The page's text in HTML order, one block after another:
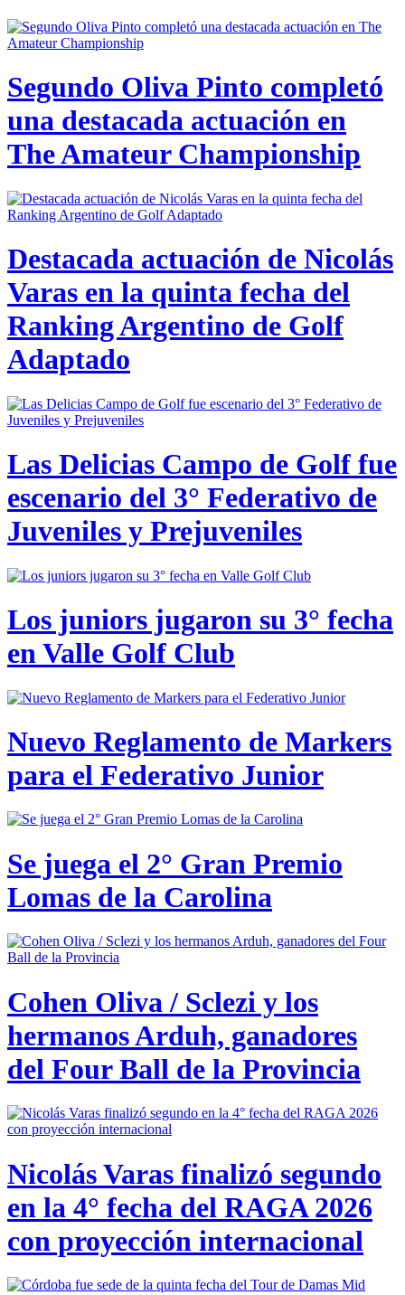
Segundo Oliva Pinto completó
una destacada actuación en
The Amateur Championship
Destacada actuación de Nicolás
Varas en la quinta fecha del
Ranking Argentino de Golf
Adaptado
Las Delicias Campo de Golf fue
escenario del 3° Federativo de
Juveniles y Prejuveniles
Los juniors jugaron su 3° fecha
en Valle Golf Club
Nuevo Reglamento de Markers
para el Federativo Junior
Se juega el 2° Gran Premio
Lomas de la Carolina
Cohen Oliva / Sclezi y los
hermanos Arduh, ganadores
del Four Ball de la Provincia
Nicolás Varas finalizó segundo
en la 4° fecha del RAGA 2026
con proyección internacional